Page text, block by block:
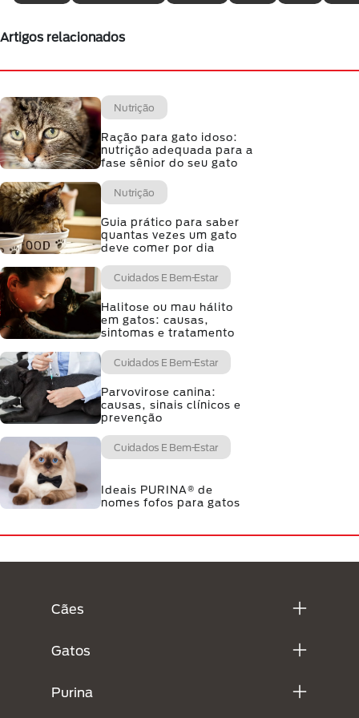
Artigos relacionados
Nutrição
Ração para gato idoso:
nutrição adequada para a
fase sênior do seu gato
Nutrição
Guia prático para saber
quantas vezes um gato
deve comer por dia
Cuidados E Bem-Estar
Halitose ou mau hálito
em gatos: causas,
sintomas e tratamento
Cuidados E Bem-Estar
Parvovirose canina:
causas, sinais clínicos e
prevenção
Cuidados E Bem-Estar
Ideais PURINA® de
nomes fofos para gatos
Cães
Gatos
Purina